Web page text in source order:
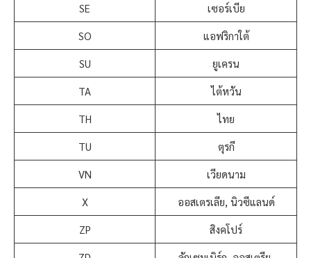
SE เซอร์เบีย
SO แอฟริกาใต้
SU ยูเครน
TA ไต้หวัน
TH ไทย
TU ตุรกี
VN เวียดนาม
X ออสเตรเลีย, นิวซีแลนด์
ZP สิงคโปร์